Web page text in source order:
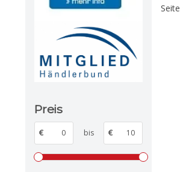
Preis
€ bis €
Seite